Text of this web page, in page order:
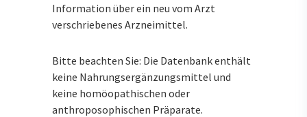
Information über ein neu vom Arzt
verschriebenes Arzneimittel.
Bitte beachten Sie: Die Datenbank enthält
keine Nahrungsergänzungsmittel und
keine homöopathischen oder
anthroposophischen Präparate.